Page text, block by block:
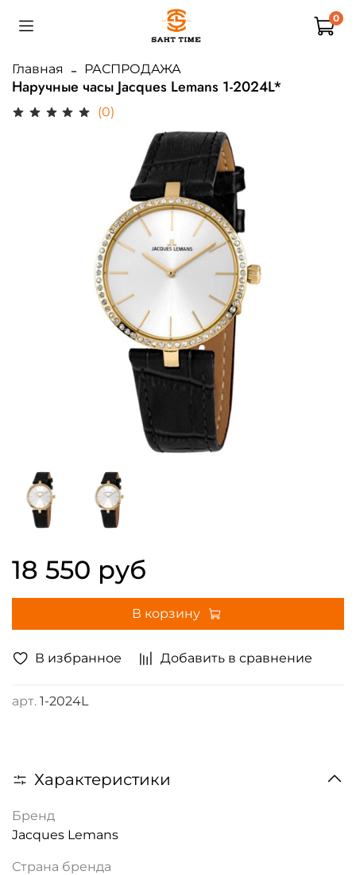
0
Главная РАСПРОДАЖА
Наручные часы Jacques Lemans 1-2024L*
(0)
В избранное Добавить в сравнение
арт. 1-2024L
18 550 руб
В корзину
Характеристики
Бренд
Jacques Lemans
Страна бренда